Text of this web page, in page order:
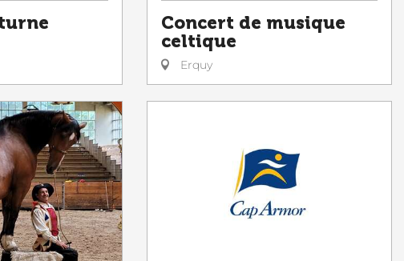
Concert de musique
celtique
Erquy